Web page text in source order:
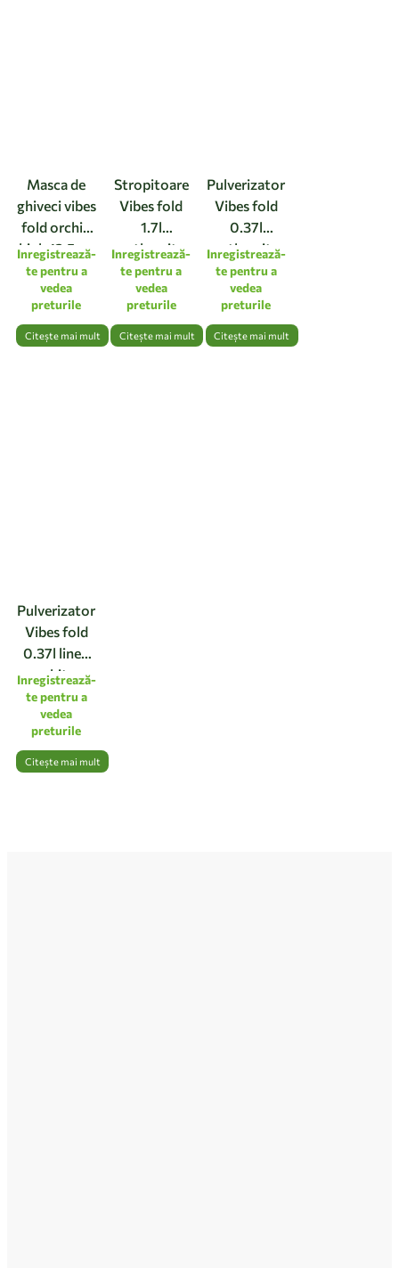
Masca de
ghiveci vibes
fold orchid
high 12,5cm
linen white
Inregistrează-
te pentru a
vedea
preturile
Citește mai mult
Stropitoare
Vibes fold
1.7l
anthracite
Inregistrează-
te pentru a
vedea
preturile
Citește mai mult
Pulverizator
Vibes fold
0.37l
anthracite
Inregistrează-
te pentru a
vedea
preturile
Citește mai mult
Pulverizator
Vibes fold
0.37l linen
white
Inregistrează-
te pentru a
vedea
preturile
Citește mai mult